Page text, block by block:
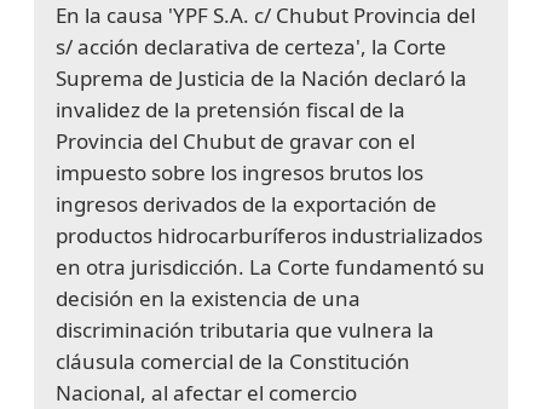
En la causa 'YPF S.A. c/ Chubut Provincia del
s/ acción declarativa de certeza', la Corte
Suprema de Justicia de la Nación declaró la
invalidez de la pretensión fiscal de la
Provincia del Chubut de gravar con el
impuesto sobre los ingresos brutos los
ingresos derivados de la exportación de
productos hidrocarburíferos industrializados
en otra jurisdicción. La Corte fundamentó su
decisión en la existencia de una
discriminación tributaria que vulnera la
cláusula comercial de la Constitución
Nacional, al afectar el comercio